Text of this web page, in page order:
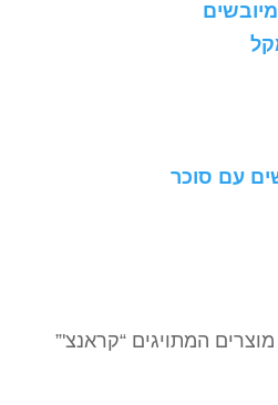
עם סוכר
המתויגים “קראנצ'”